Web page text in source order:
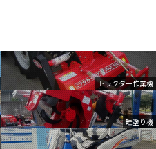
トラクター作業機
畦塗り機